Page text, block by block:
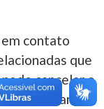
contato
que
cancelar o
Para